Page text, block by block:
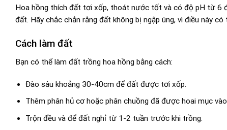
Hoa hồng thích đất tơi xốp, thoát nước tốt và có độ pH từ 6
đất. Hãy chắc chắn rằng đất không bị ngập úng, vì điều này
Cách làm đất
Bạn có thể làm đất trồng hoa hồng bằng cách:
Đào sâu khoảng 30-40cm để đất được tơi xốp.
Thêm phân hủ cơ hoặc phân chuồng đã được hoai mục
Trộn đều và để đất nghỉ từ 1-2 tuần trước khi trồng.